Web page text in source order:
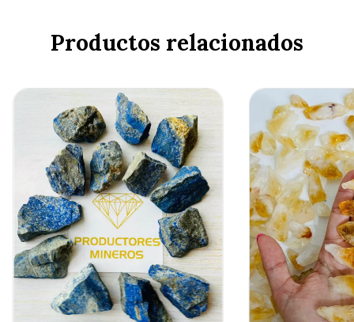
Productos relacionados